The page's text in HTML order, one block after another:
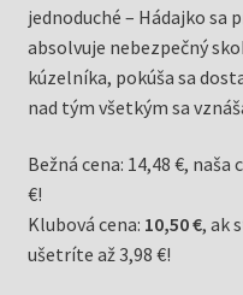
jednoduché – Hádajko
absolvuje nebezpečný
kúzelníka, pokúša sa
nad tým všetkým sa
Bežná cena: 14,48 €, naša
€!
Klubová cena: 10,50 €, ak
ušetríte až 3,98 €!